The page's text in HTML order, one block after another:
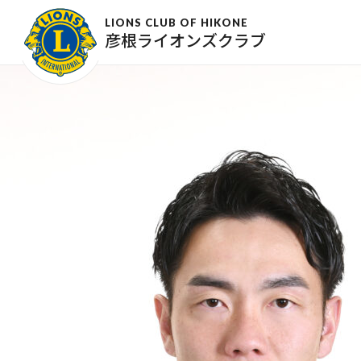
LIONS CLUB OF HIKONE
彦根ライオンズクラブ
25_03_16 池田様
2025年6月10日